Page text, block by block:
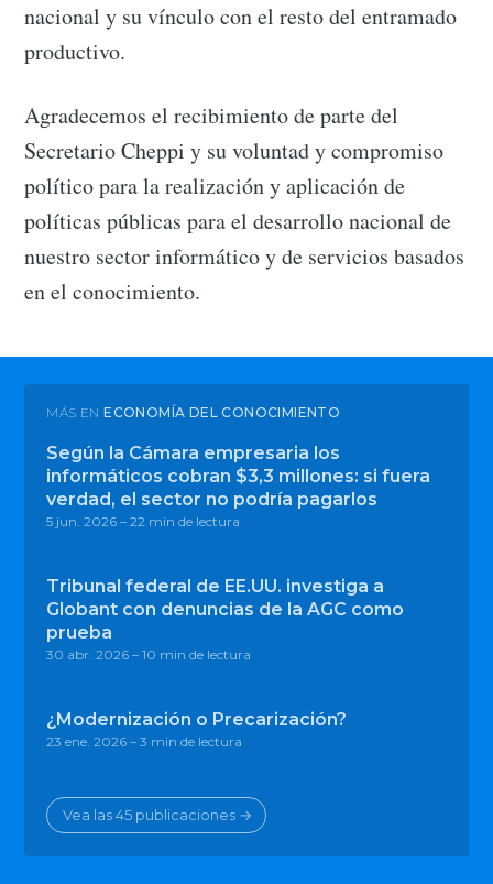
nacional y su vínculo con el resto del entramado
productivo.
Agradecemos el recibimiento de parte del
Secretario Cheppi y su voluntad y compromiso
político para la realización y aplicación de
políticas públicas para el desarrollo nacional de
nuestro sector informático y de servicios basados
en el conocimiento.
MÁS EN ECONOMÍA DEL CONOCIMIENTO
Según la Cámara empresaria los
informáticos cobran $3,3 millones: si fuera
verdad, el sector no podría pagarlos
5 jun. 2026 – 22 min de lectura
Tribunal federal de EE.UU. investiga a
Globant con denuncias de la AGC como
prueba
30 abr. 2026 – 10 min de lectura
¿Modernización o Precarización?
23 ene. 2026 – 3 min de lectura
Vea las 45 publicaciones →